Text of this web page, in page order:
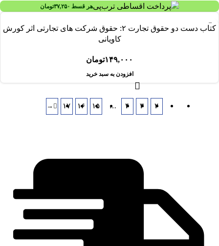
هر قسط ۳۷,۲۵۰تومان
کتاب دست دو حقوق تجارت ۲: حقوق شرکت های تجارتی اثر کورش
کاویانی
۱۴۹,۰۰۰تومان
افزودن به سبد خرید
۱ ۲ ۳ ۴ … ۱۵ ۱۶ ۱۷ →